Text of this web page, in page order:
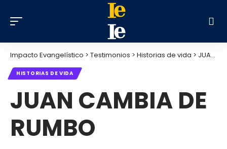
Impacto Evangelístico > Testimonios > Historias de vida > JUAN CAMBIA DE RUMBO
HISTORIAS DE VIDA
JUAN CAMBIA DE
RUMBO